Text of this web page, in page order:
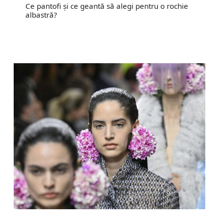
Ce pantofi și ce geantă să alegi pentru o rochie
albastră?